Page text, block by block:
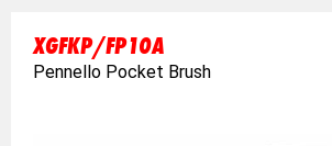
XGFKP/FP10A
Pennello Pocket Brush